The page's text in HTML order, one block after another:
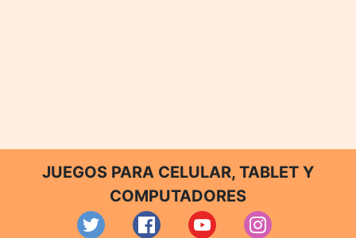
JUEGOS PARA CELULAR, TABLET Y
COMPUTADORES